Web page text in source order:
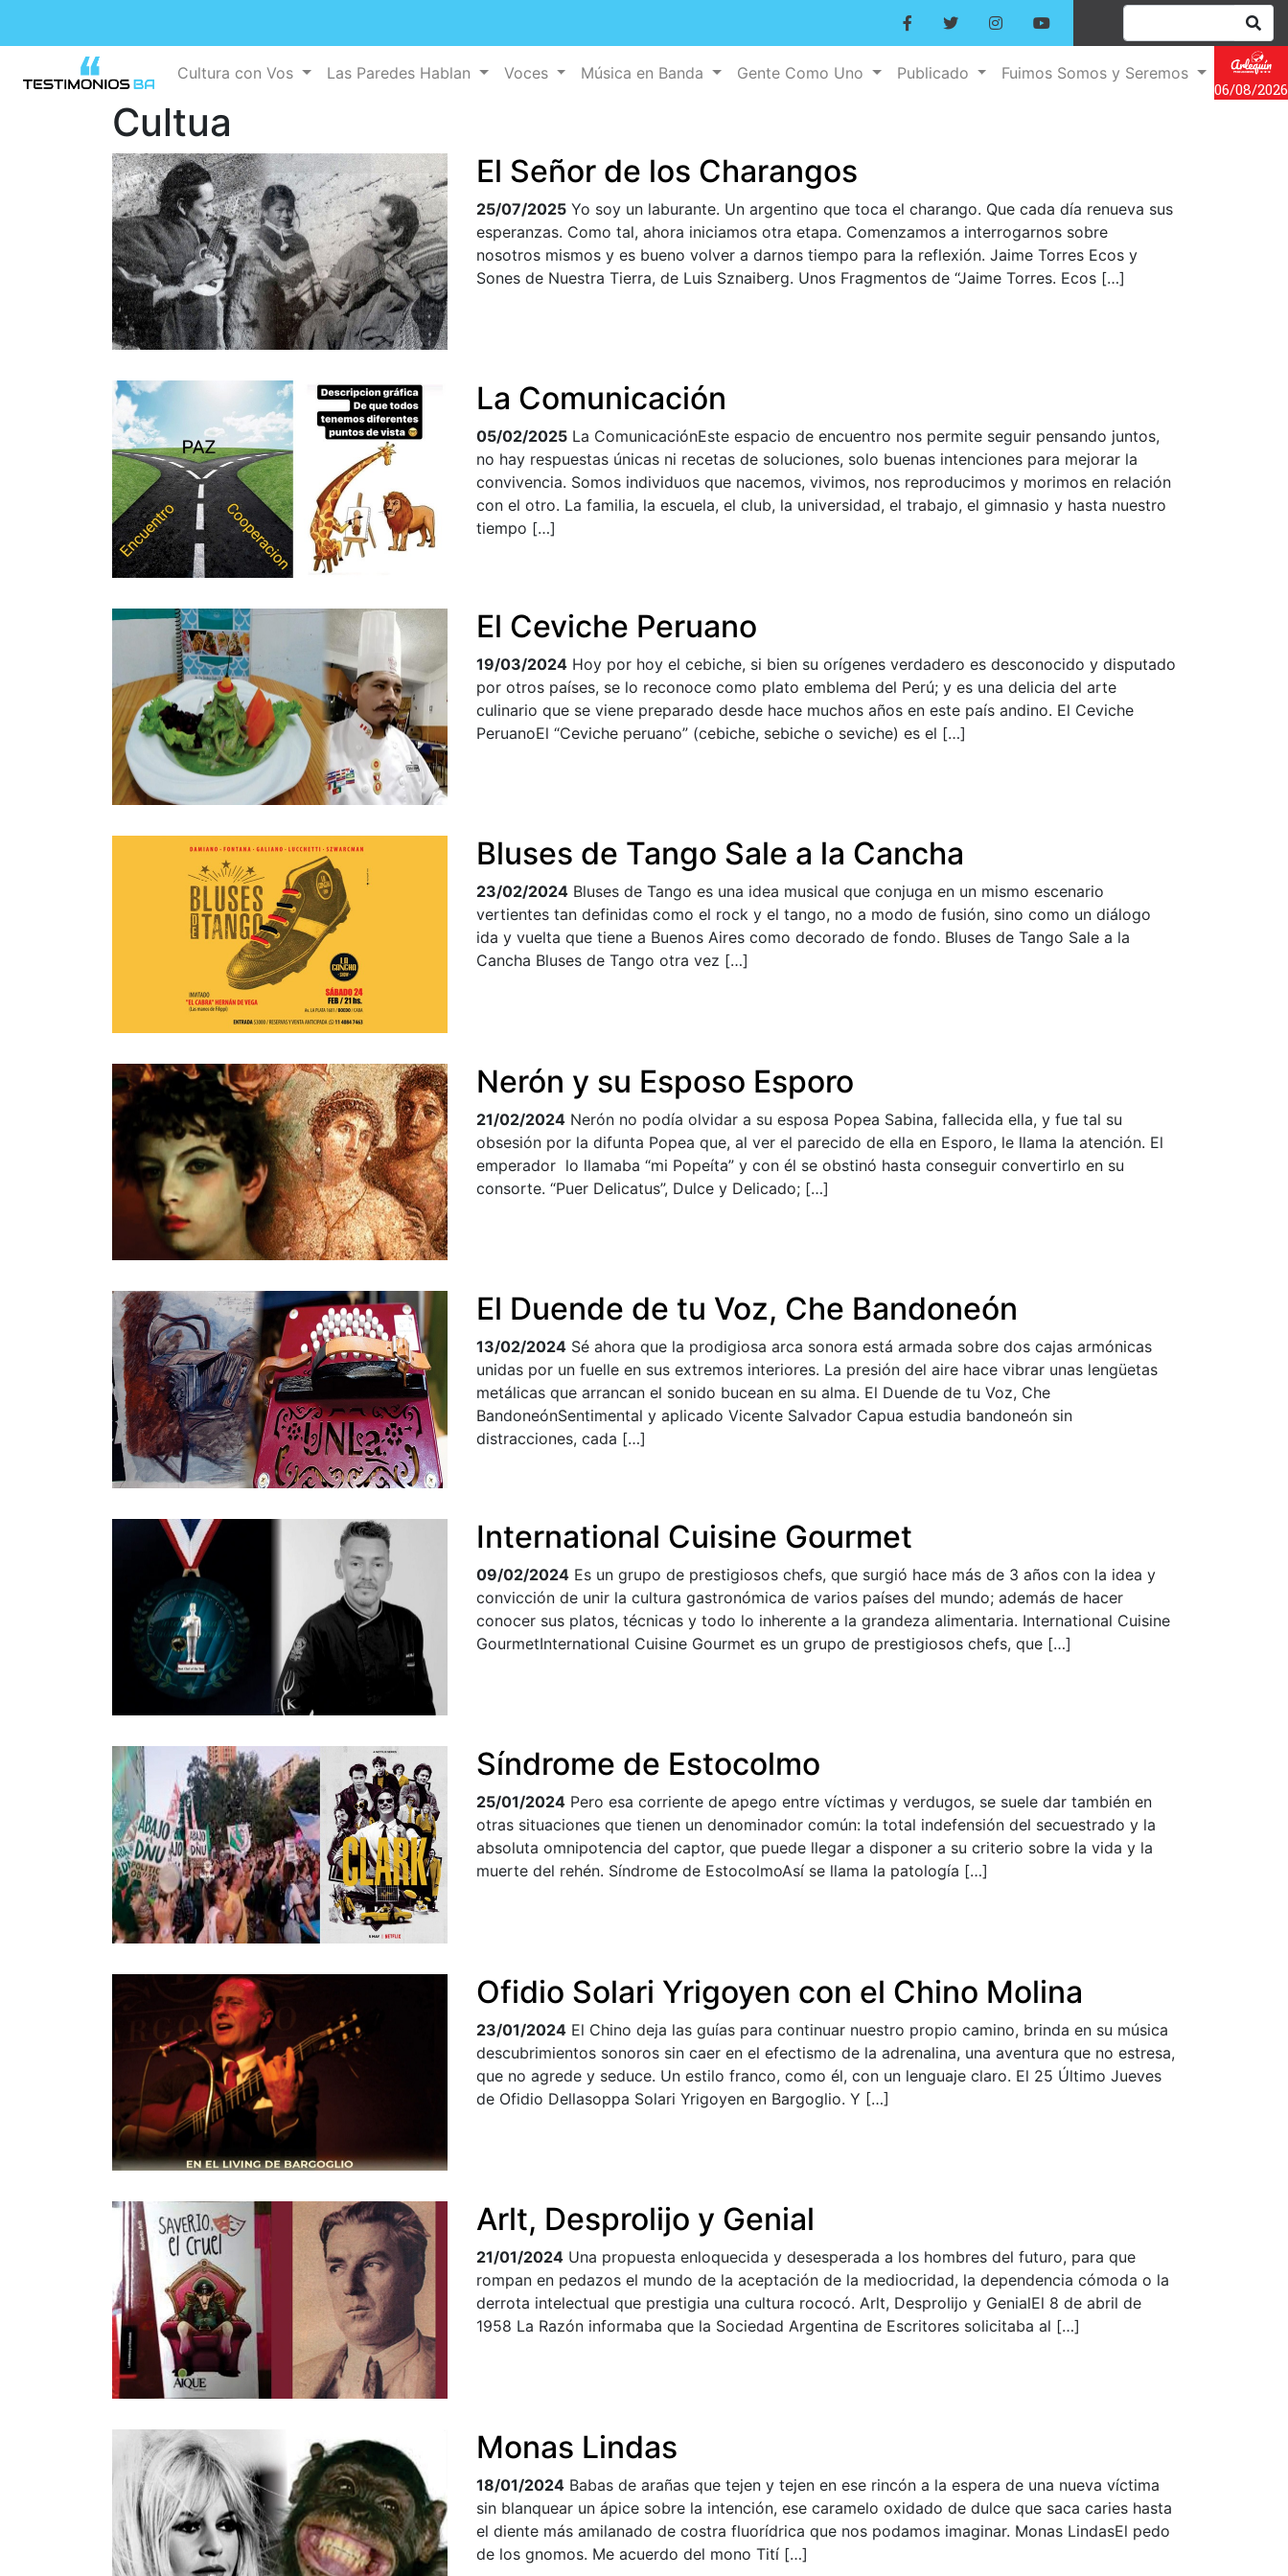
Cultura con Vos Las Paredes Hablan Voces Música en Banda Gente Como Uno Publicado
Fuimos Somos y Seremos
06/08/2026
Cultua
El Señor de los Charangos
25/07/2025 Yo soy un laburante. Un argentino que toca el charango. Que cada día renueva sus
esperanzas. Como tal, ahora iniciamos otra etapa. Comenzamos a interrogarnos sobre
nosotros mismos y es bueno volver a darnos tiempo para la reflexión. Jaime Torres Ecos y
Sones de Nuestra Tierra, de Luis Sznaiberg. Unos Fragmentos de “Jaime Torres. Ecos […]
La Comunicación
05/02/2025 La ComunicaciónEste espacio de encuentro nos permite seguir pensando juntos,
no hay respuestas únicas ni recetas de soluciones, solo buenas intenciones para mejorar la
convivencia. Somos individuos que nacemos, vivimos, nos reproducimos y morimos en relación
con el otro. La familia, la escuela, el club, la universidad, el trabajo, el gimnasio y hasta nuestro
tiempo […]
El Ceviche Peruano
19/03/2024 Hoy por hoy el cebiche, si bien su orígenes verdadero es desconocido y disputado
por otros países, se lo reconoce como plato emblema del Perú; y es una delicia del arte
culinario que se viene preparado desde hace muchos años en este país andino. El Ceviche
PeruanoEl “Ceviche peruano” (cebiche, sebiche o seviche) es el […]
Bluses de Tango Sale a la Cancha
23/02/2024 Bluses de Tango es una idea musical que conjuga en un mismo escenario
vertientes tan definidas como el rock y el tango, no a modo de fusión, sino como un diálogo
ida y vuelta que tiene a Buenos Aires como decorado de fondo. Bluses de Tango Sale a la
Cancha Bluses de Tango otra vez […]
Nerón y su Esposo Esporo
21/02/2024 Nerón no podía olvidar a su esposa Popea Sabina, fallecida ella, y fue tal su
obsesión por la difunta Popea que, al ver el parecido de ella en Esporo, le llama la atención. El
emperador lo llamaba “mi Popeíta” y con él se obstinó hasta conseguir convertirlo en su
consorte. “Puer Delicatus”, Dulce y Delicado; […]
El Duende de tu Voz, Che Bandoneón
13/02/2024 Sé ahora que la prodigiosa arca sonora está armada sobre dos cajas armónicas
unidas por un fuelle en sus extremos interiores. La presión del aire hace vibrar unas lengüetas
metálicas que arrancan el sonido bucean en su alma. El Duende de tu Voz, Che
BandoneónSentimental y aplicado Vicente Salvador Capua estudia bandoneón sin
distracciones, cada […]
International Cuisine Gourmet
09/02/2024 Es un grupo de prestigiosos chefs, que surgió hace más de 3 años con la idea y
convicción de unir la cultura gastronómica de varios países del mundo; además de hacer
conocer sus platos, técnicas y todo lo inherente a la grandeza alimentaria. International Cuisine
GourmetInternational Cuisine Gourmet es un grupo de prestigiosos chefs, que […]
Síndrome de Estocolmo
25/01/2024 Pero esa corriente de apego entre víctimas y verdugos, se suele dar también en
otras situaciones que tienen un denominador común: la total indefensión del secuestrado y la
absoluta omnipotencia del captor, que puede llegar a disponer a su criterio sobre la vida y la
muerte del rehén. Síndrome de EstocolmoAsí se llama la patología […]
Ofidio Solari Yrigoyen con el Chino Molina
23/01/2024 El Chino deja las guías para continuar nuestro propio camino, brinda en su música
descubrimientos sonoros sin caer en el efectismo de la adrenalina, una aventura que no estresa,
que no agrede y seduce. Un estilo franco, como él, con un lenguaje claro. El 25 Último Jueves
de Ofidio Dellasoppa Solari Yrigoyen en Bargoglio. Y […]
Arlt, Desprolijo y Genial
21/01/2024 Una propuesta enloquecida y desesperada a los hombres del futuro, para que
rompan en pedazos el mundo de la aceptación de la mediocridad, la dependencia cómoda o la
derrota intelectual que prestigia una cultura rococó. Arlt, Desprolijo y GenialEl 8 de abril de
1958 La Razón informaba que la Sociedad Argentina de Escritores solicitaba al […]
Monas Lindas
18/01/2024 Babas de arañas que tejen y tejen en ese rincón a la espera de una nueva víctima
sin blanquear un ápice sobre la intención, ese caramelo oxidado de dulce que saca caries hasta
el diente más amilanado de costra fluorídrica que nos podamos imaginar. Monas LindasEl pedo
de los gnomos. Me acuerdo del mono Tití […]